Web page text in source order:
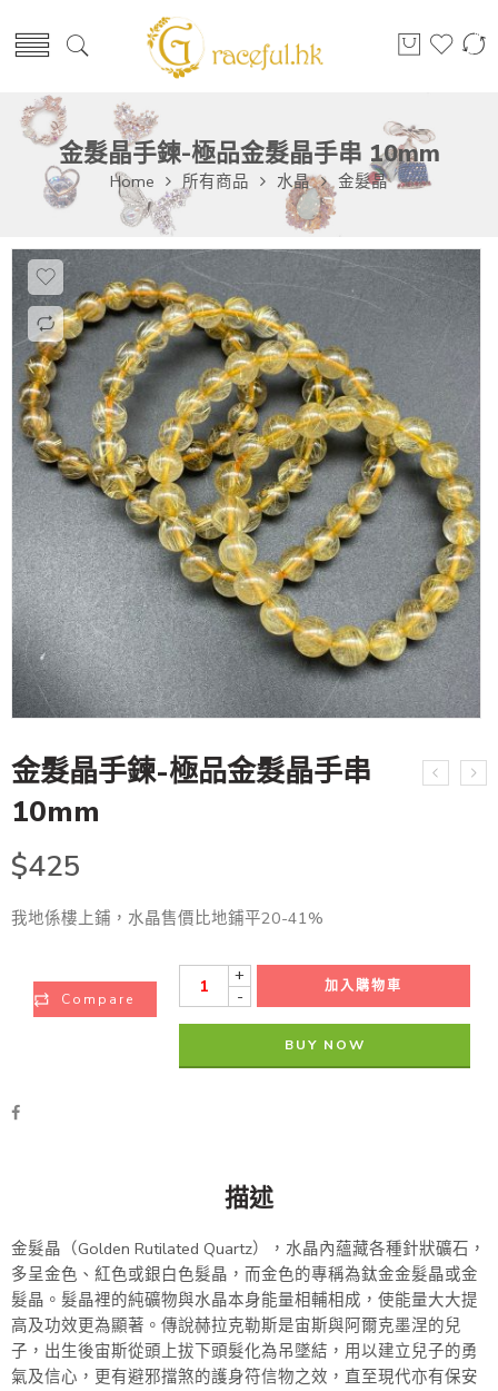
金髮晶手鍊-極品金髮晶手串 10mm
Home 所有商品 水晶 金髮晶
金髮晶手鍊-極品金髮晶手串
10mm
$425
我地係樓上鋪，水晶售價比地鋪平20-41%
+
-
加入購物車
BUY NOW
Compare
描述
金髮晶（Golden Rutilated Quartz），水晶內蘊藏各種針狀礦石，
多呈金色、紅色或銀白色髮晶，而金色的專稱為鈦金金髮晶或金
髮晶。髮晶裡的純礦物與水晶本身能量相輔相成，使能量大大提
高及功效更為顯著。傳說赫拉克勒斯是宙斯與阿爾克墨涅的兒
子，出生後宙斯從頭上拔下頭髮化為吊墜結，用以建立兒子的勇
氣及信心，更有避邪擋煞的護身符信物之效，直至現代亦有保安